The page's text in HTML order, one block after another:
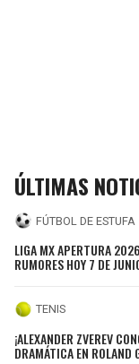
ÚLTIMAS
FÚTBOL DE ESTUFA
LIGA MX APERTURA
RUMORES HOY 7 DE
TENIS
¡ALEXANDER ZVEREV
DRAMÁTICA EN